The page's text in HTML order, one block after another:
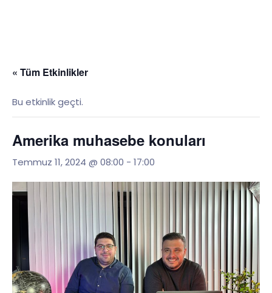
« Tüm Etkinlikler
Bu etkinlik geçti.
Amerika muhasebe konuları
Temmuz 11, 2024 @ 08:00 - 17:00